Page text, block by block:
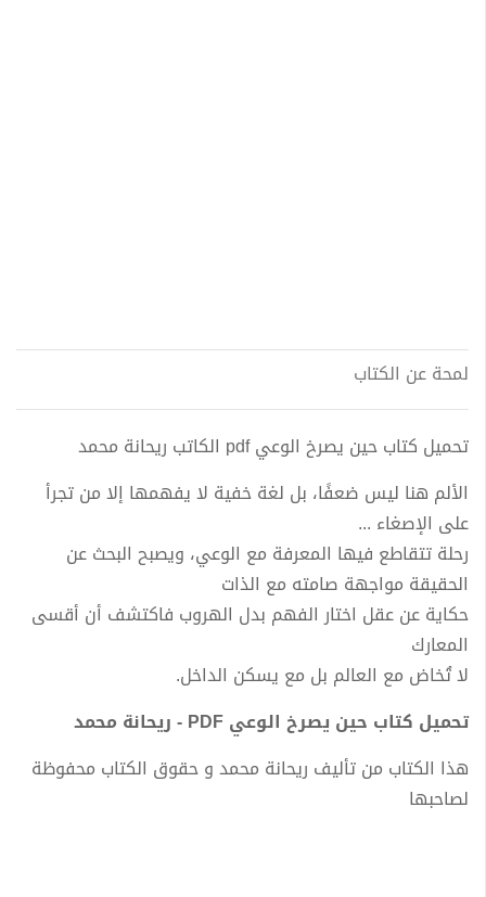
لمحة عن الكتاب
تحميل كتاب حين يصرخ الوعي pdf الكاتب ريحانة محمد
الألم هنا ليس ضعفًا، بل لغة خفية لا يفهمها إلا من تجرأ
على الإصغاء ...
رحلة تتقاطع فيها المعرفة مع الوعي، ويصبح البحث عن
الحقيقة مواجهة صامته مع الذات
حكاية عن عقل اختار الفهم بدل الهروب فاكتشف أن أقسى
المعارك
لا تُخاض مع العالم بل مع يسكن الداخل.
تحميل كتاب حين يصرخ الوعي PDF - ريحانة محمد
هذا الكتاب من تأليف ريحانة محمد و حقوق الكتاب محفوظة
لصاحبها